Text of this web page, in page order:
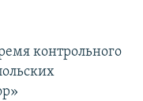
контрольного